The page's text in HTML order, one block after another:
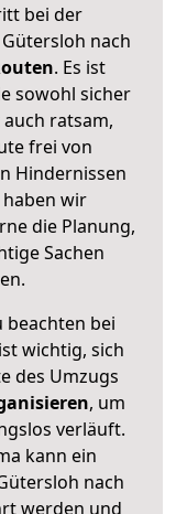
bei der
nach
. Es ist
sowohl sicher
ratsam,
frei von
Hindernissen
haben wir
die Planung,
Sachen
beachten bei
wichtig, sich
des Umzugs
, um
verläuft.
kann ein
nach
werden und